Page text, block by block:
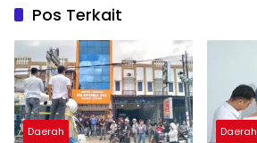
Pos Terkait
Daerah Daerah